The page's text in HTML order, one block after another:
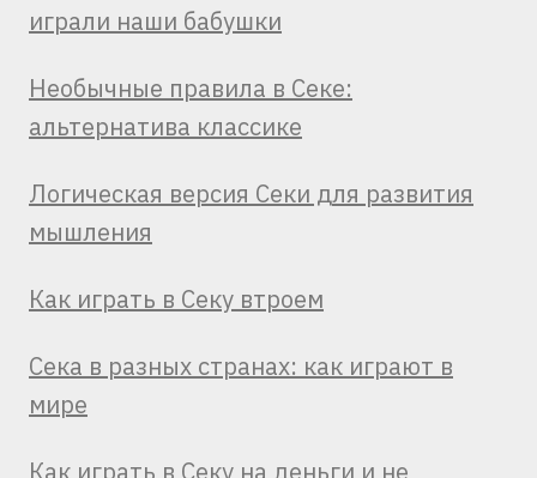
играли наши бабушки
Необычные правила в Секе:
альтернатива классике
Логическая версия Секи для развития
мышления
Как играть в Секу втроем
Сека в разных странах: как играют в
мире
Как играть в Секу на деньги и не